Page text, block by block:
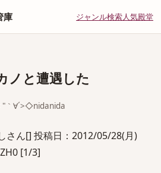
庫 ジャンル検索人気殿堂
ノと遭遇した
｀∀´>◇nidanida
さん[] 投稿日：2012/05/28(月)
[1/3]